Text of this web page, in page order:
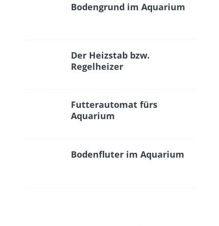
Bodengrund im Aquarium
Der Heizstab bzw.
Regelheizer
Futterautomat fürs
Aquarium
Bodenfluter im Aquarium